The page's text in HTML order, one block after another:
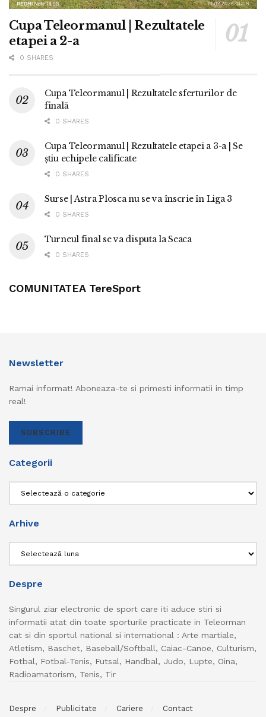
Cupa Teleormanul | Rezultatele
etapei a 2-a
0 SHARES
Cupa Teleormanul | Rezultatele sferturilor de
finală
0 SHARES
Cupa Teleormanul | Rezultatele etapei a 3-a | Se
știu echipele calificate
0 SHARES
Surse | Astra Plosca nu se va înscrie în Liga 3
0 SHARES
Turneul final se va disputa la Seaca
0 SHARES
COMUNITATEA TereSport
Newsletter
Ramai informat! Aboneaza-te si primesti informatii in timp
real!
SUBSCRIBE
Categorii
Arhive
Despre
Singurul ziar electronic de sport care iti aduce stiri si
informatii atat din toate sporturile practicate in Teleorman
cat si din sportul national si international : Arte martiale,
Atletism, Baschet, Baseball/Softball, Caiac-Canoe, Culturism,
Fotbal, Fotbal-Tenis, Futsal, Handbal, Judo, Lupte, Oina,
Radioamatorism, Tenis, Tir
Despre Publicitate Cariere Contact